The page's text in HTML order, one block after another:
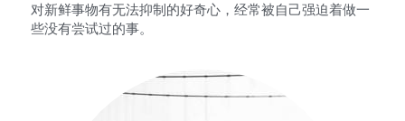
对新鲜事物有无法抑制的好奇心，经常被自己强迫着做一
些没有尝试过的事。